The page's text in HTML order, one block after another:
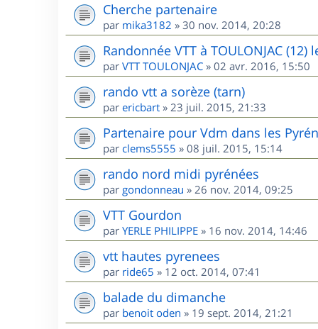
Cherche partenaire
par mika3182 » 30 nov. 2014, 20:28
Randonnée VTT à TOULONJAC (12)
par VTT TOULONJAC » 02 avr. 2016, 15:50
rando vtt a sorèze (tarn)
par ericbart » 23 juil. 2015, 21:33
Partenaire pour Vdm dans les
par clems5555 » 08 juil. 2015, 15:14
rando nord midi pyrénées
par gondonneau » 26 nov. 2014, 09:25
VTT Gourdon
par YERLE PHILIPPE » 16 nov. 2014, 14:46
vtt hautes pyrenees
par ride65 » 12 oct. 2014, 07:41
balade du dimanche
par benoit oden » 19 sept. 2014, 21:21